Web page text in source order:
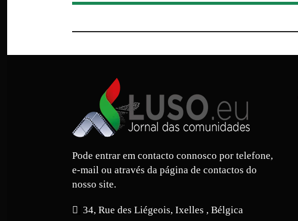
Pode entrar em contacto connosco por telefone,
e-mail ou através da página de contactos do
nosso site.
34, Rue des Liégeois, Ixelles , Bélgica